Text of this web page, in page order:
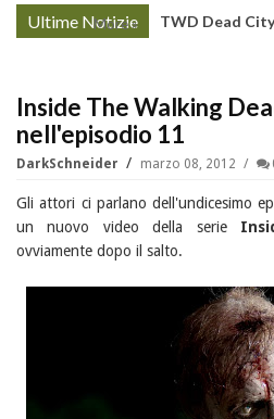
Ultime Notizie
More »
TWD Dead
Inside The Walking
nell'episodio 11
DarkSchneider marzo 08, 2012
Gli attori ci parlano dell'undicesimo
un nuovo video della serie
ovviamente dopo il salto.